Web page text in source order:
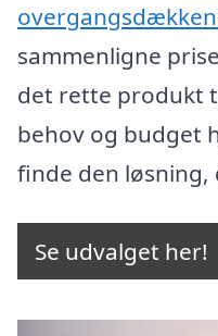
sammenligne
det rette produkt
behov og budget
finde den løsning,
Se udvalget her!